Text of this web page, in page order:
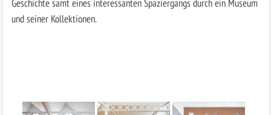
und seiner Kollektionen.